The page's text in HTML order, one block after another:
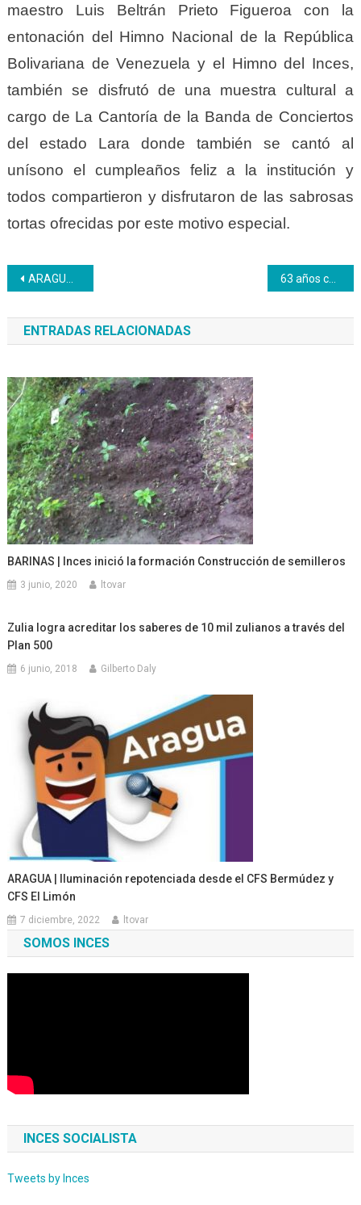
maestro Luis Beltrán Prieto Figueroa con la
entonación del Himno Nacional de la República
Bolivariana de Venezuela y el Himno del Inces,
también se disfrutó de una muestra cultural a
cargo de La Cantoría de la Banda de Conciertos
del estado Lara donde también se cantó al
unísono el cumpleaños feliz a la institución y
todos compartieron y disfrutaron de las sabrosas
tortas ofrecidas por este motivo especial.
Navegación
de
entradas
ARAGUA | Inces regional recibió dotación de insumos médicos desde Caracas 63 años cumpliendo, mejorando y ahora produciendo
ENTRADAS RELACIONADAS
BARINAS | Inces inició la formación Construcción de semilleros
3 junio, 2020 ltovar
Zulia logra acreditar los saberes de 10 mil zulianos a través del
Plan 500
6 junio, 2018 Gilberto Daly
ARAGUA | Iluminación repotenciada desde el CFS Bermúdez y
CFS El Limón
7 diciembre, 2022 ltovar
SOMOS INCES
INCES SOCIALISTA
Tweets by Inces